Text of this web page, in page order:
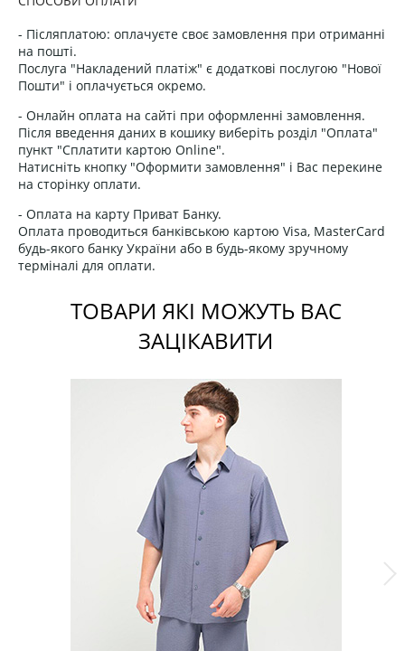
- Післяплатою: оплачуєте своє замовлення при отриманні
на пошті.
Послуга "Накладений платіж" є додаткові послугою "Нової
Пошти" і оплачується окремо.
- Онлайн оплата на сайті при оформленні замовлення.
Після введення даних в кошику виберіть розділ "Оплата"
пункт "Сплатити картою Online".
Натисніть кнопку "Оформити замовлення" і Вас перекине
на сторінку оплати.
- Оплата на карту Приват Банку.
Оплата проводиться банківською картою Visa, MasterCard
будь-якого банку України або в будь-якому зручному
терміналі для оплати.
ТОВАРИ ЯКІ МОЖУТЬ ВАС
ЗАЦІКАВИТИ